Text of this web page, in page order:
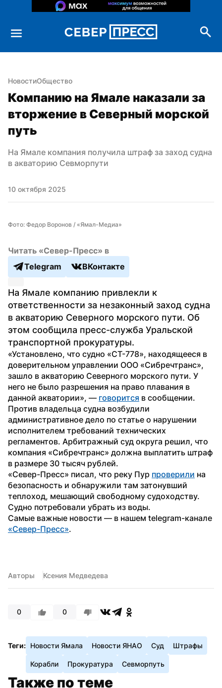
НовостиОбщество
Компанию на Ямале наказали за
вторжение в Северный морской
путь
На Ямале компания получила штраф за заход судна
в акваторию Севморпути
10 октября 2025
Фото: Федор Воронов / «Ямал-Медиа»
Читать «Север-Пресс» в
Telegram
ВКонтакте
На Ямале компанию привлекли к
ответственности за незаконный заход судна
в акваторию Северного морского пути. Об
этом сообщила пресс-служба Уральской
транспортной прокуратуры.
«Установлено, что судно «СТ-778», находящееся в
доверительном управлении ООО «Сибречтранс»,
зашло в акваторию Северного морского пути. У
него не было разрешения на право плавания в
данной акватории», — говорится в сообщении.
Против владельца судна возбудили
административное дело по статье о нарушении
исполнителем требований технических
регламентов. Арбитражный суд округа решил, что
компания «Сибречтранс» должна выплатить штраф
в размере 30 тысяч рублей.
«Север-Пресс» писал, что реку Пур проверили на
безопасность и обнаружили там затонувший
теплоход, мешающий свободному судоходству.
Судно потребовали убрать из воды.
«Север-Пресс».
Авторы Ксения Медведева
0 0
Теги: Новости Ямала Новости ЯНАО Суд Штрафы
Корабли Прокуратура Севморпуть
Также по теме